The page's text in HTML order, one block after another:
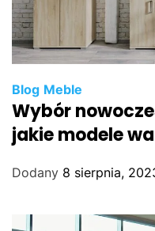
Blog Meble
Wybór
jakie modele
Dodany 8 sierpnia,